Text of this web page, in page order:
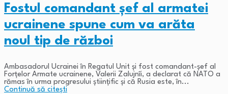
Fostul comandant șef al armatei
ucrainene spune cum va arăta
noul tip de război
Ambasadorul Ucrainei în Regatul Unit și fost comandant-șef al
Forțelor Armate ucrainene, Valerii Zalujnîi, a declarat că NATO a
rămas în urma progresului științific și că Rusia este, în...
Continuă să citești